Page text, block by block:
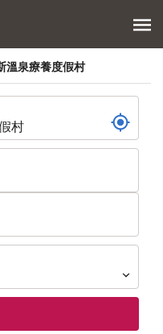
溫泉療養度假村